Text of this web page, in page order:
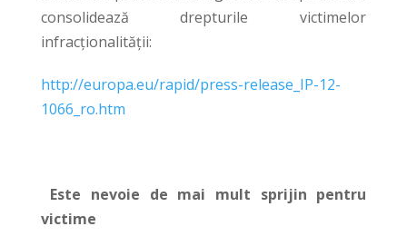
consolidează drepturile victimelor
infracționalității:
http://europa.eu/rapid/press-release_IP-12-
1066_ro.htm
Este nevoie de mai mult sprijin pentru
victime